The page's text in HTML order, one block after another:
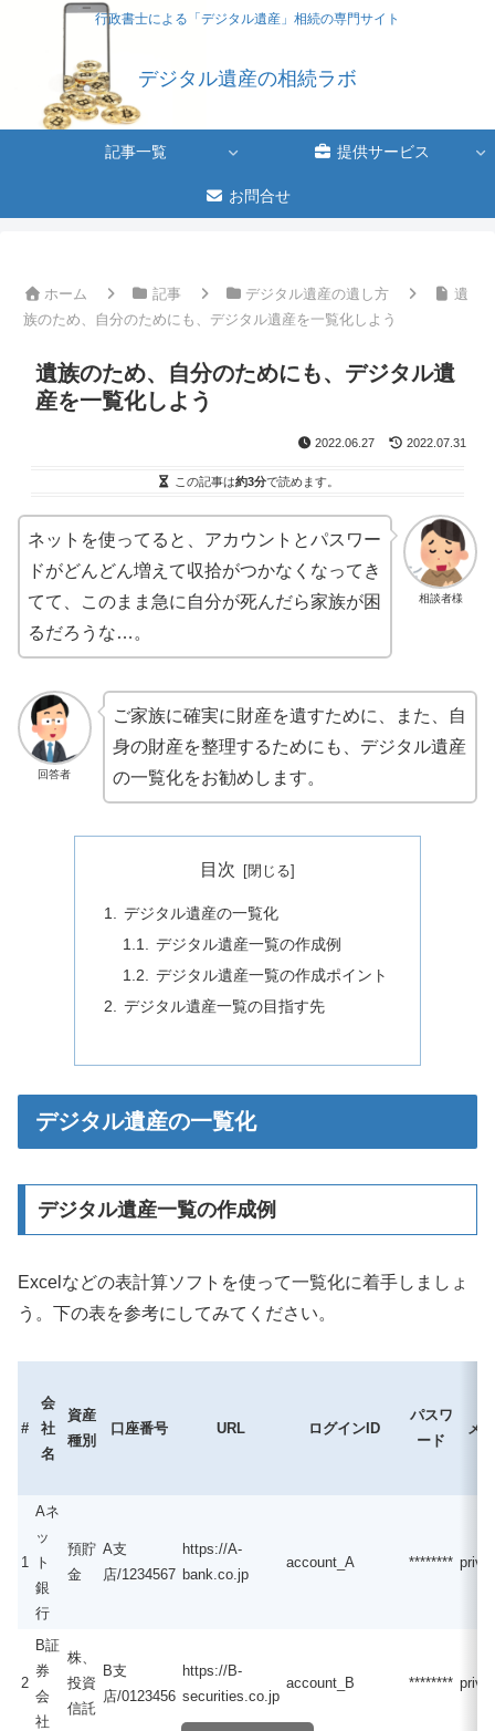
行政書士による「デジタル遺産」相続の専門サイト
デジタル遺産の相続ラボ
記事一覧 提供サービス
お問合せ
ホーム 記事 デジタル遺産の遺し方
遺
族のため、自分のためにも、デジタル遺産を一覧化しよう
遺族のため、自分のためにも、デジタル遺
産を一覧化しよう
2022.06.27 2022.07.31
この記事は約3分で読めます。
相談者様
ネットを使ってると、アカウントとパスワー
ドがどんどん増えて収拾がつかなくなってき
てて、このまま急に自分が死んだら家族が困
るだろうな…。
回答者
ご家族に確実に財産を遺すために、また、自
身の財産を整理するためにも、デジタル遺産
の一覧化をお勧めします。
目次
デジタル遺産の一覧化
デジタル遺産一覧の作成例
デジタル遺産一覧の作成ポイント
デジタル遺産一覧の目指す先
デジタル遺産の一覧化
デジタル遺産一覧の作成例
Excelなどの表計算ソフトを使って一覧化に着手しましょ
う。下の表を参考にしてみてください。
#
会
社
名
資産
種別
口座番号 URL ログインID
パスワ
ード
メ
1
Aネ
ッ
ト
銀
行
預貯
金
A支
店/1234567
https://A-
bank.co.jp
account_A ********
2
B証
券
会
社
株、
投資
信託
B支
店/0123456
https://B-
securities.co.jp
account_B ********